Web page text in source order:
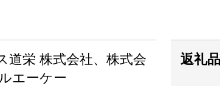
道栄 株式会社、株式会
エーケー
返礼